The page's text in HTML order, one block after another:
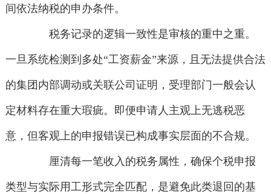
间依法纳税的申办条件。
税务记录的逻辑一致性是审核的重中之重。
一旦系统检测到多处“工资薪金”来源，且无法提供合法
的集团内部调动或关联公司证明，受理部门一般会认
定材料存在重大瑕疵。即便申请人主观上无逃税恶
意，但客观上的申报错误已构成事实层面的不合规。
厘清每一笔收入的税务属性，确保个税申报
类型与实际用工形式完全匹配，是避免此类退回的基